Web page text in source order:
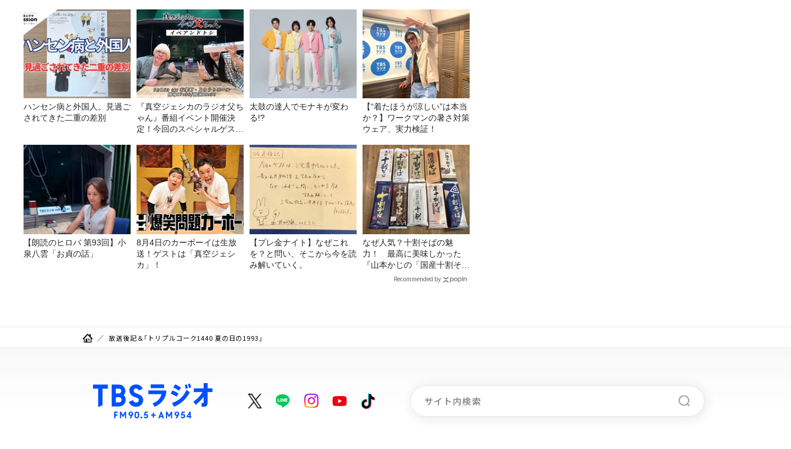
ハンセン病と外国人。見過ご
されてきた二重の差別
『真空ジェシカのラジオ父ち
ゃん』番組イベント開催決
定！今回のスペシャルゲスト
太鼓の達人でモナキが変わ
る!?
【“着たほうが涼しい”は本当
か？】ワークマンの暑さ対策
ウェア、実力検証！
【朗読のヒロバ 第93回】小
泉八雲「お貞の話」
8月4日のカーボーイは生放
送！ゲストは「真空ジェシ
カ」！
【プレ金ナイト】なぜこれ
を？と問い、そこから今を読
み解いていく。
なぜ人気？十割そばの魅
力！ 最高に美味しかった
『山本かじの「国産十割そ
ば」』とは？【十割そば10
Recommended by
放送後記＆「トリプルコーク1440 夏の日の1993」